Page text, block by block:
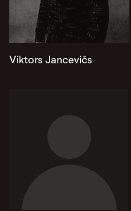
Viktors Jancevičs